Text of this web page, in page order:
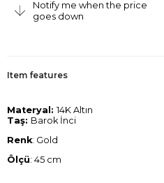
Notify me when the price
goes down
Item features
Materyal: 14K Altın
Taş: Barok İnci
Renk: Gold
Ölçü: 45 cm